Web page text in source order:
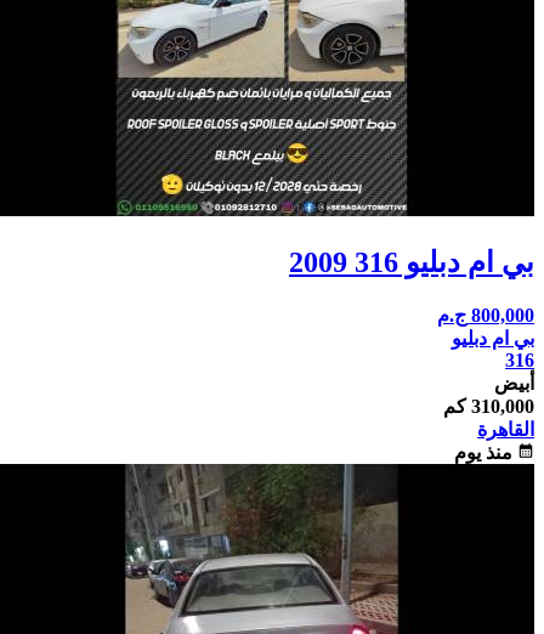
بي ام دبليو 316 2009
800,000 ج.م
بي ام دبليو
316
أبيض
310,000 كم
القاهرة
calendar_month منذ يوم